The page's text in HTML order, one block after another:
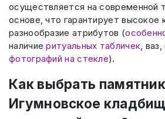
осуществляется на современной
основе, что гарантирует высокое
разнообразие атрибутов (
наличиеритуальных табличек, ваз,
фотографий на стекле).
Как выбрать
Игумновское